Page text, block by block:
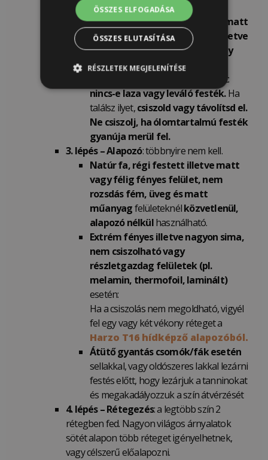
maradványokat.
Régi,már málló, pergő festés,
matt
vagy selyemfényű felülettel, illetve
nem rozsdásodó fém, üveg vagy
tompa műanyag esetén:
Tisztítás után ellenőrizd a felületet:
nincs-e laza vagy leváló festék.Ha
találsz ilyet,csiszold vagy távolítsd el.
Ne csiszolj, ha ólomtartalmú festék
gyanúja merül fel.
3. lépés – Alapozó: többnyire nem kell.
Natúr fa, régi festett illetve matt
vagy félig fényes felület, nem
rozsdás fém, üveg és matt
műanyagfelületeknélközvetlenül,
alapozó nélkülhasználható.
Extrém fényes illetve nagyon sima,
nem csiszolható vagy
részletgazdag felületek (pl.
melamin, thermofoil, laminált)
esetén:
Ha a csiszolás nem megoldható, vigyél
fel egy vagy két vékony réteget a
Harzo T16 hídképző alapozóból.
Átütő gyantás csomók/fák esetén
sellakkal, vagy oldószeres lakkal lezárni
festés előtt, hogy lezárjuk a tanninokat
és megakadályozzuk a szín átvérzését
4. lépés – Rétegezés: a legtöbb szín 2
rétegben fed. Nagyon világos árnyalatok
sötét alapon több réteget igényelhetnek,
vagy célszerű előalapozni.
ÖSSZES ELFOGADÁSA
ÖSSZES ELUTASÍTÁSA
RÉSZLETEK MEGJELENÍTÉSE